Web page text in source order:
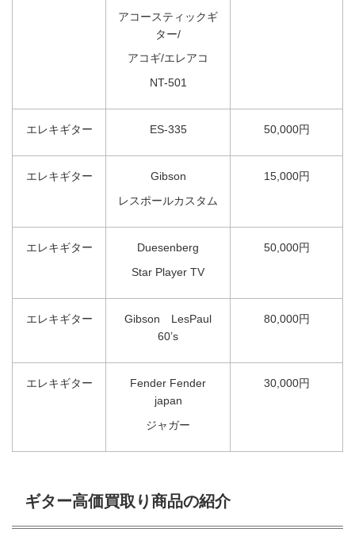
アコースティックギ
ター/
アコギ/エレアコ
NT-501
エレキギター ES-335 50,000円
エレキギター
Gibson
レスポールカスタム
15,000円
エレキギター
Duesenberg
Star Player TV
50,000円
エレキギター
Gibson LesPaul
60’s
80,000円
エレキギター
Fender Fender
japan
ジャガー
30,000円
ギター高価買取り商品の紹介